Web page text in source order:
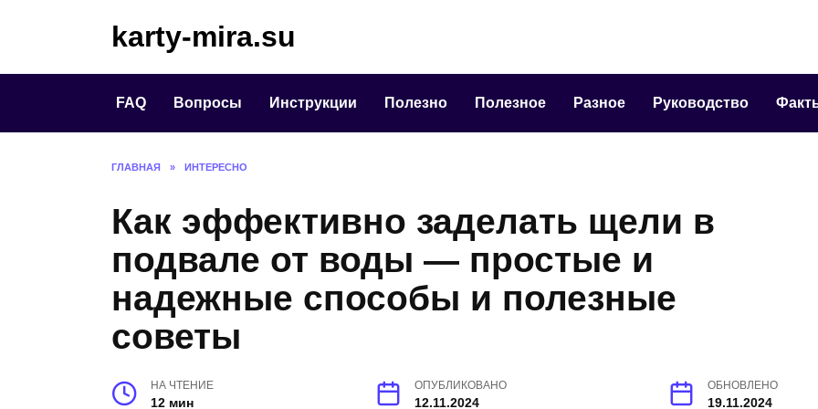
karty-mira.su
FAQ Вопросы Инструкции Полезно Полезное Разное Руководство
ГЛАВНАЯ » ИНТЕРЕСНО
Как эффективно заделать щели в
подвале от воды — простые и
надежные способы и полезные
советы
НА ЧТЕНИЕ
12 мин
ОПУБЛИКОВАНО
12.11.2024
ОБНОВЛЕНО
19.11.2024